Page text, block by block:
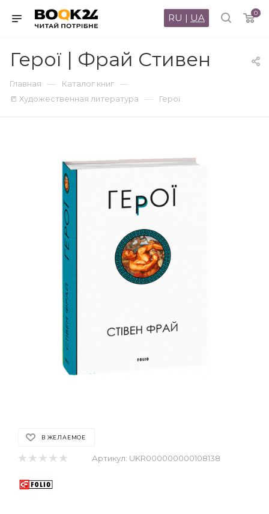
0
RU | UA
Герої | Фрай Стивен
Главная — Каталог книг —
📒 Художественная литература — Герої
В ЖЕЛАЕМОЕ
Артикул: UKR000000000108138